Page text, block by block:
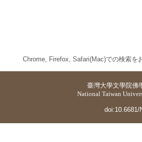
Chrome, Firefox, Safari(Mac)での検索を
臺灣大學文學院佛
National Taiwan
doi:10.6681/